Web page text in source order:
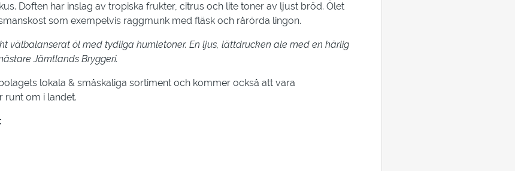
Doften har inslag av tropiska frukter, citrus och lite toner av ljust bröd. Ölet
som exempelvis raggmunk med fläsk och rårörda lingon.
välbalanserat öl med tydliga humletoner. En ljus, lättdrucken ale med en härlig
Jämtlands Bryggeri.
lokala & småskaliga sortiment och kommer också att vara
runt om i landet.